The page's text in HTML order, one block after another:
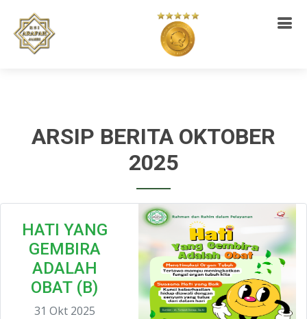
ARSIP BERITA OKTOBER
2025
HATI YANG
GEMBIRA
ADALAH
OBAT (B)
31 Okt 2025